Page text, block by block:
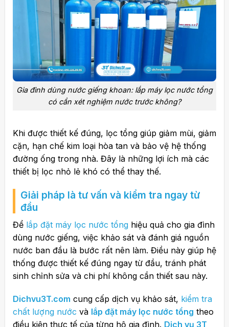
Gia đình dùng nước giếng khoan: lắp máy lọc nước tổng
có cần xét nghiệm nước trước không?
Khi được thiết kế đúng, lọc tổng giúp giảm mùi, giảm
cặn, hạn chế kim loại hòa tan và bảo vệ hệ thống
đường ống trong nhà. Đây là những lợi ích mà các
thiết bị lọc nhỏ lẻ khó có thể thay thế.
Giải pháp là tư vấn và kiểm tra ngay từ
đầu
Để lắp đặt máy lọc nước tổnghiệu quả cho gia đình
dùng nước giếng, việc khảo sát và đánh giá nguồn
nước ban đầu là bước rất nên làm. Điều này giúp hệ
thống được thiết kế đúng ngay từ đầu, tránh phát
sinh chỉnh sửa và chi phí không cần thiết sau này.
Dichvu3T.com cung cấp dịch vụ khảo sát, kiểm tra
chất lượng nước và lắp đặt máy lọc nước tổng theo
điều kiện thực tế của từng hộ gia đình. Dịch vụ 3T